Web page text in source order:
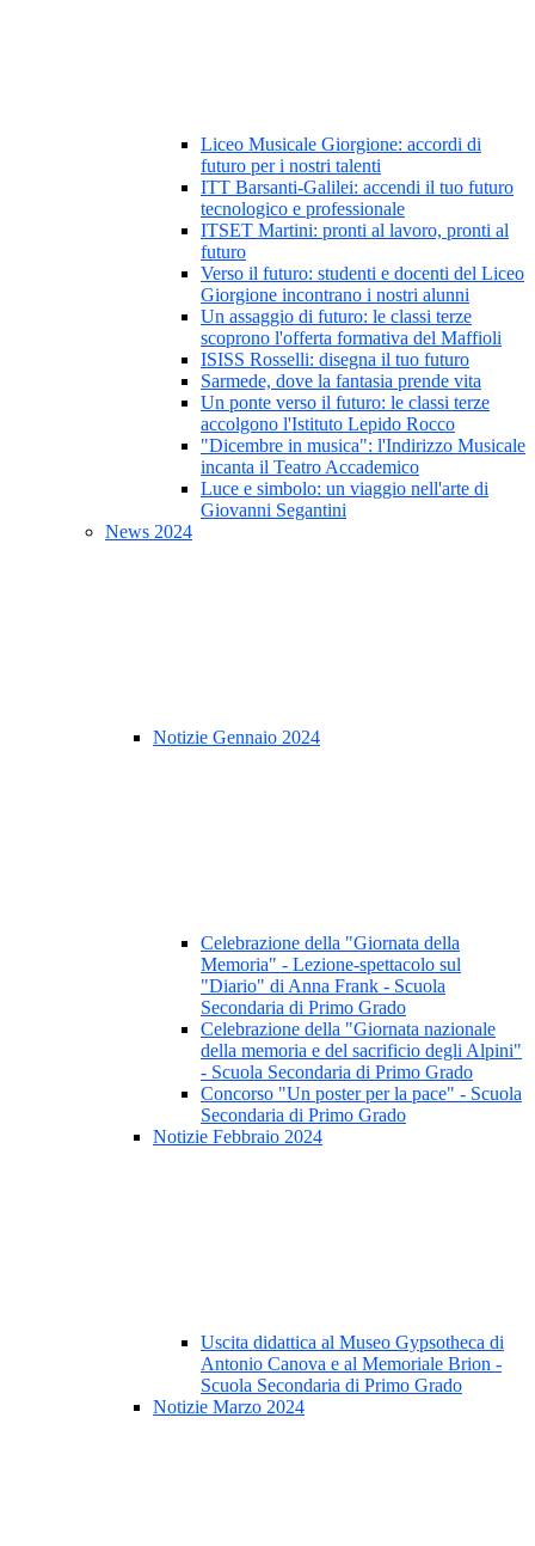
Liceo Musicale Giorgione: accordi di
futuro per i nostri talenti
ITT Barsanti-Galilei: accendi il tuo futuro
tecnologico e professionale
ITSET Martini: pronti al lavoro, pronti al
futuro
Verso il futuro: studenti e docenti del Liceo
Giorgione incontrano i nostri alunni
Un assaggio di futuro: le classi terze
scoprono l'offerta formativa del Maffioli
ISISS Rosselli: disegna il tuo futuro
Sarmede, dove la fantasia prende vita
Un ponte verso il futuro: le classi terze
accolgono l'Istituto Lepido Rocco
"Dicembre in musica": l'Indirizzo Musicale
incanta il Teatro Accademico
Luce e simbolo: un viaggio nell'arte di
Giovanni Segantini
News 2024
Notizie Gennaio 2024
Celebrazione della "Giornata della
Memoria" - Lezione-spettacolo sul
"Diario" di Anna Frank - Scuola
Secondaria di Primo Grado
Celebrazione della "Giornata nazionale
della memoria e del sacrificio degli Alpini"
- Scuola Secondaria di Primo Grado
Concorso "Un poster per la pace" - Scuola
Secondaria di Primo Grado
Notizie Febbraio 2024
Uscita didattica al Museo Gypsotheca di
Antonio Canova e al Memoriale Brion -
Scuola Secondaria di Primo Grado
Notizie Marzo 2024